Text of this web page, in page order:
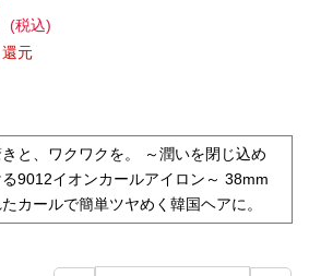
(税込)
元
と、ワクワクを。 ～潤いを閉じ込め
9012イオンカールアイロン～ 38mm
カールで簡単ツヤめく韓国ヘアに。